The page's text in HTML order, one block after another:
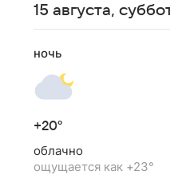
15 августа,
ночь
+20°
облачно
ощущается как +23°